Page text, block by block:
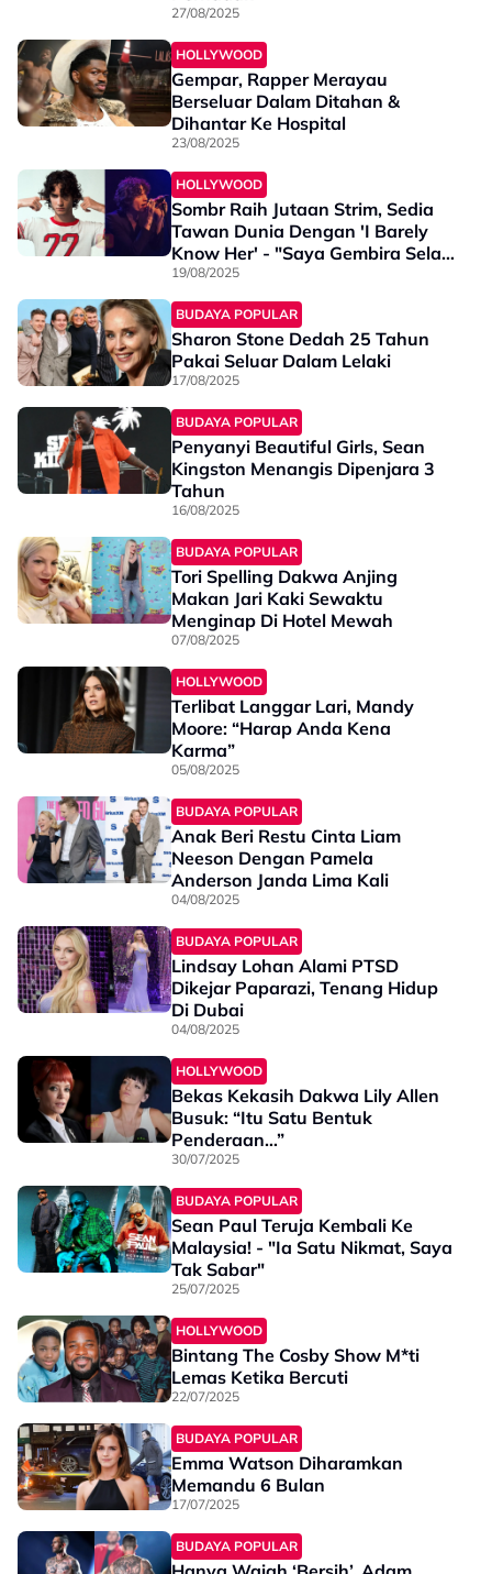
27/08/2025
HOLLYWOOD
Gempar, Rapper Merayau
Berseluar Dalam Ditahan &
Dihantar Ke Hospital
23/08/2025
HOLLYWOOD
Sombr Raih Jutaan Strim, Sedia
Tawan Dunia Dengan 'I Barely
Know Her' - "Saya Gembira Selagi
..."
19/08/2025
BUDAYA POPULAR
Sharon Stone Dedah 25 Tahun
Pakai Seluar Dalam Lelaki
17/08/2025
BUDAYA POPULAR
Penyanyi Beautiful Girls, Sean
Kingston Menangis Dipenjara 3
Tahun
16/08/2025
BUDAYA POPULAR
Tori Spelling Dakwa Anjing
Makan Jari Kaki Sewaktu
Menginap Di Hotel Mewah
07/08/2025
HOLLYWOOD
Terlibat Langgar Lari, Mandy
Moore: “Harap Anda Kena
Karma”
05/08/2025
BUDAYA POPULAR
Anak Beri Restu Cinta Liam
Neeson Dengan Pamela
Anderson Janda Lima Kali
04/08/2025
BUDAYA POPULAR
Lindsay Lohan Alami PTSD
Dikejar Paparazi, Tenang Hidup
Di Dubai
04/08/2025
HOLLYWOOD
Bekas Kekasih Dakwa Lily Allen
Busuk: “Itu Satu Bentuk
Penderaan…”
30/07/2025
BUDAYA POPULAR
Sean Paul Teruja Kembali Ke
Malaysia! - "Ia Satu Nikmat, Saya
Tak Sabar"
25/07/2025
HOLLYWOOD
Bintang The Cosby Show M*ti
Lemas Ketika Bercuti
22/07/2025
BUDAYA POPULAR
Emma Watson Diharamkan
Memandu 6 Bulan
17/07/2025
BUDAYA POPULAR